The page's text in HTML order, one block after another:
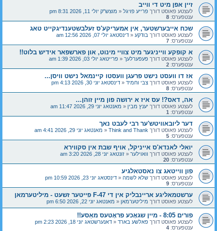
זיין אפן מיט די ווייב
לעצטע פאוסט דורך פרייע פויגל « מוצש"ק יולי 11, 2026 8:31 pm
ענטפערס: 8
שכח אייבערשטער, אין אמעריקע'ס זעלבשטענדיגקייט טאג
לעצטע פאוסט דורך בודקע « דינסטאג יולי 07, 2026 12:56 am
ענטפערס: 7
א קופקע ווייניגער מיט צוויי מינוט, און פארשפאר אידיש בלוט!!
לעצטע פאוסט דורך פעפערלעך « פרייטאג יולי 03, 2026 1:39 am
ענטפערס: 2
אז דו וועסט נישט פרעגן וועסטו קיינמאל נישט וויסן...
לעצטע פאוסט דורך צבי וחמיד « דינסטאג יוני 30, 2026 4:13 pm
ענטפערס: 8
אה, דאס?! עס איז א ירושה פון מיין זוהן…
לעצטע פאוסט דורך יענץ מבין « מאנטאג יוני 29, 2026 11:47 am
ענטפערס: 1
דער ליובאוויטש'ער רבי לעבט נאך
לעצטע פאוסט דורך Think and Thank
« מאנטאג יוני 29, 2026 4:41 am
ענטפערס: 5
יואלי לאנדא'ס אייניקל, אויף שבת אין סקווירא
לעצטע פאוסט דורך וואוילער « זונטאג יוני 28, 2026 3:20 am
ענטפערס: 20
פון ווייטאג צו נאסטאלגיע
לעצטע פאוסט דורך שלא לשמה « דינסטאג יוני 23, 2026 10:59 pm
ענטפערס: 9
ערשטמאליגע אריינבליק אין די F-47 פייטער זשעט - מיליטערמאן
לעצטע פאוסט דורך מיליטערמאן « מאנטאג יוני 22, 2026 6:50 pm
פורים 8:05 - מיין שגאָכע פראָטעס מאַסע!!
לעצטע פאוסט דורך פאלשע בארד « דאנערשטאג יוני 18, 2026 2:23 pm
ענטפערס: 4